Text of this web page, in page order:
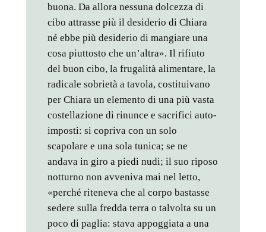
buona. Da allora nessuna dolcezza di
cibo attrasse più il desiderio di Chiara
né ebbe più desiderio di mangiare una
cosa piuttosto che un’altra». Il rifiuto
del buon cibo, la frugalità alimentare, la
radicale sobrietà a tavola, costituivano
per Chiara un elemento di una più vasta
costellazione di rinunce e sacrifici auto-
imposti: si copriva con un solo
scapolare e una sola tunica; se ne
andava in giro a piedi nudi; il suo riposo
notturno non avveniva mai nel letto,
«perché riteneva che al corpo bastasse
sedere sulla fredda terra o talvolta su un
poco di paglia: stava appoggiata a una